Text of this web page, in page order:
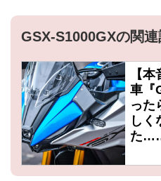
GSX-S1000GXの関連
【
車『
った
しく
た